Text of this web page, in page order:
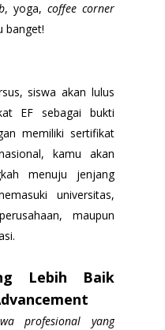
, yoga, coffee corner
banget!
siswa akan lulus
EF sebagai bukti
memiliki sertifikat
kamu akan
menuju jenjang
universitas,
maupun
Lebih Baik
profesional yang